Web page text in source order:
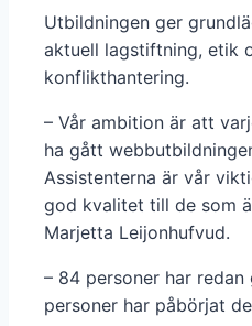
Utbildningen ger
aktuell lagstiftning, etik
konflikthantering.
– Vår ambition är att
ha gått
Assistenterna är vår
god kvalitet till de som
Marjetta Leijonhufvud.
– 84 personer har
personer har påbörjat